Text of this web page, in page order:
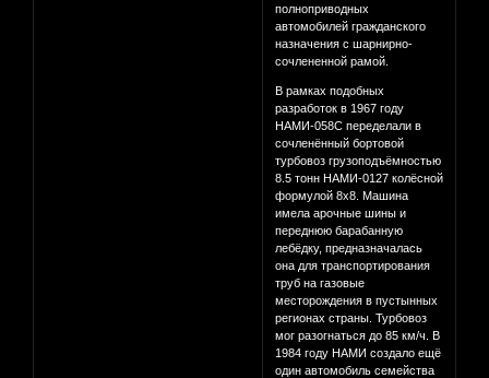
полноприводных
автомобилей гражданского
назначения с шарнирно-
сочлененной рамой.
В рамках подобных
разработок в 1967 году
НАМИ-058С переделали в
сочленённый бортовой
турбовоз грузоподъёмностью
8.5 тонн НАМИ-0127 колёсной
формулой 8х8. Машина
имела арочные шины и
переднюю барабанную
лебёдку, предназначалась
она для транспортирования
труб на газовые
месторождения в пустынных
регионах страны. Турбовоз
мог разогнаться до 85 км/ч. В
1984 году НАМИ создало ещё
один автомобиль семейства